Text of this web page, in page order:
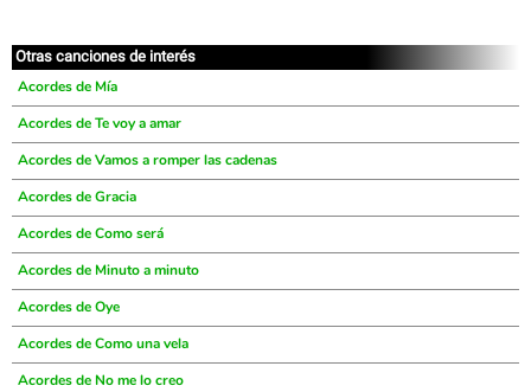
Otras canciones de interés
Acordes de Mía
Acordes de Te voy a amar
Acordes de Vamos a romper las cadenas
Acordes de Gracia
Acordes de Como será
Acordes de Minuto a minuto
Acordes de Oye
Acordes de Como una vela
Acordes de No me lo creo